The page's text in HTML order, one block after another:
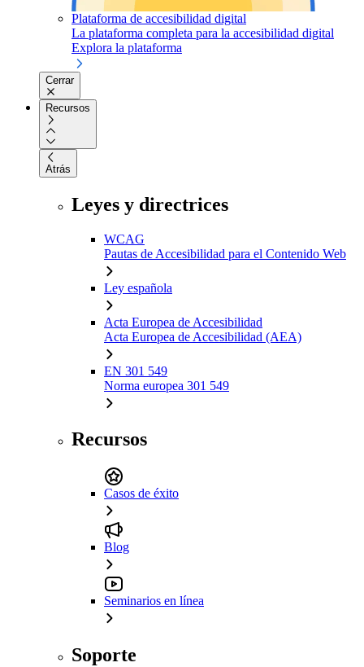
Plataforma de accesibilidad digital
La plataforma completa para la accesibilidad digital
Explora la plataforma
Cerrar
Recursos
Atrás
Leyes y directrices
WCAG
Pautas de Accesibilidad para el Contenido Web
Ley española
Acta Europea de Accesibilidad
Acta Europea de Accesibilidad (AEA)
EN 301 549
Norma europea 301 549
Recursos
Casos de éxito
Blog
Seminarios en línea
Soporte